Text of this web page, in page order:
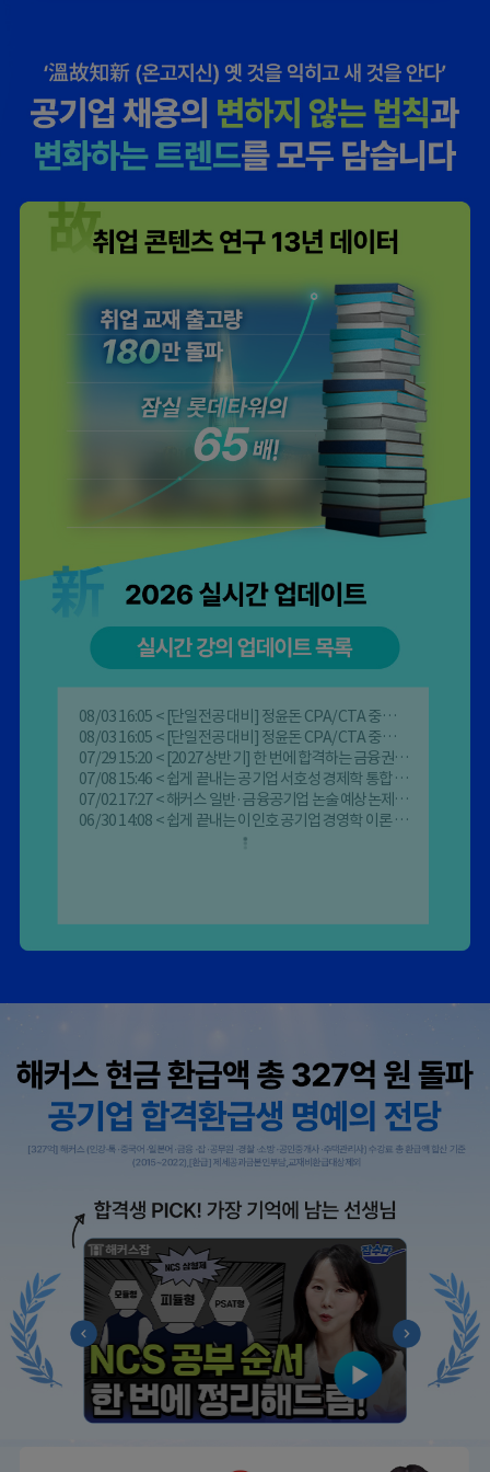
08/03 16:05 < [단일전공 대비] 정윤돈 CPA/CTA 중급회계 1 >
08/03 16:05 < [단일전공 대비] 정윤돈 CPA/CTA 중급회계 2 >
07/29 15:20 < [2027 상반기] 한 번에 합격하는 금융권 자소서 - 한국은행 >
07/08 15:46 < 쉽게 끝내는 공기업 서호성 경제학 통합 기본서 (3판) >
07/02 17:27< 해커스 일반·금융공기업 논술 예상논제 + 모범답안 (4판) >
06/30 14:08 < 쉽게 끝내는 이인호 공기업 경영학 이론 (3판) >